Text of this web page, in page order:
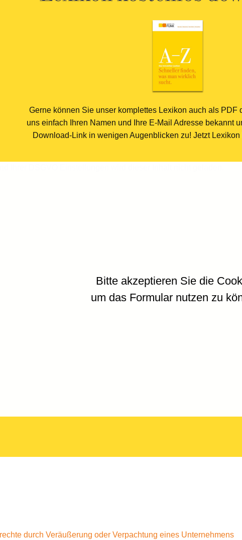
Gerne können Sie unser komplettes Lexikon auch als PDF
uns einfach Ihren Namen und Ihre E-Mail Adresse bekannt
Download-Link in wenigen Augenblicken zu! Jetzt
Ihrer DSGVO Einstellungen wird dieser Inhalt nicht geladen.
Bitte akzeptieren Sie die
um das Formular nutzen zu
durch Veräußerung oder Verpachtung eines Unternehmens